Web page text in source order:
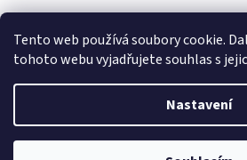
Tento web používá soubory cookie.
tohoto webu vyjadřujete souhlas s
Nastavení
Copyright 2026Horizon Trading